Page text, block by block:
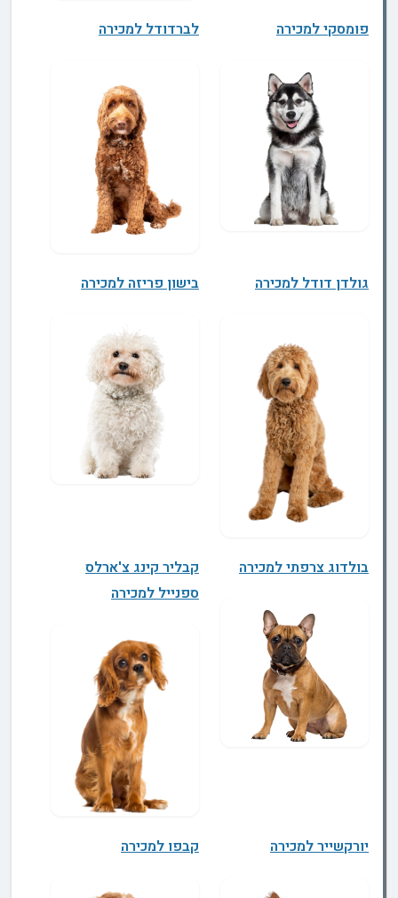
פומסקי למכירה לברדודל למכירה
גולדן דודל למכירה בישון פריזה למכירה
בולדוג צרפתי למכירה
קבליר קינג צ'ארלס
ספנייל למכירה
יורקשייר למכירה קבפו למכירה